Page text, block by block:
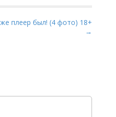
плеер был! (4 фото) 18+
→